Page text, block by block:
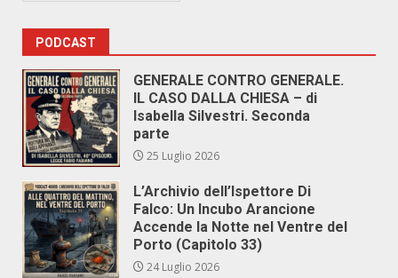
PODCAST
GENERALE CONTRO GENERALE.
IL CASO DALLA CHIESA – di
Isabella Silvestri. Seconda
parte
25 Luglio 2026
L’Archivio dell’Ispettore Di
Falco: Un Incubo Arancione
Accende la Notte nel Ventre del
Porto (Capitolo 33)
24 Luglio 2026